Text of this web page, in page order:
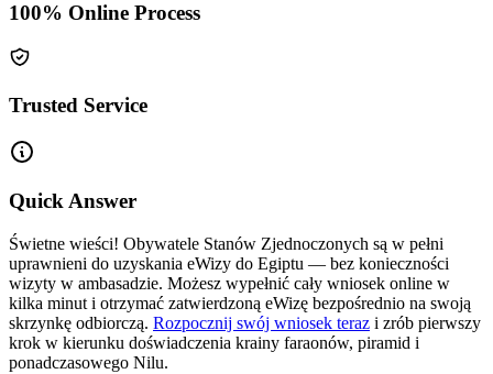
100% Online Process
Trusted Service
Quick Answer
Świetne wieści! Obywatele Stanów Zjednoczonych są w pełni
uprawnieni do uzyskania eWizy do Egiptu — bez konieczności
wizyty w ambasadzie. Możesz wypełnić cały wniosek online w
kilka minut i otrzymać zatwierdzoną eWizę bezpośrednio na swoją
skrzynkę odbiorczą. Rozpocznij swój wniosek teraz i zrób pierwszy
krok w kierunku doświadczenia krainy faraonów, piramid i
ponadczasowego Nilu.